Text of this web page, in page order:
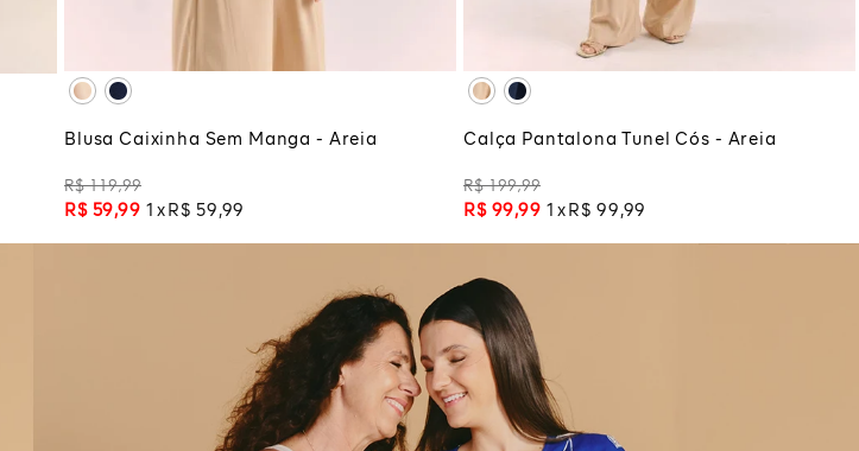
ADICIONAR À SACOLA
Blusa Caixinha Sem Manga - Areia
R$ 119,99
R$ 59,99 1 R$ 59 ,99
ADICIONAR À SACOLA
Calça Pantalona Tunel Cós - Areia
R$ 199,99
R$ 99,99 1 R$ 99 ,99